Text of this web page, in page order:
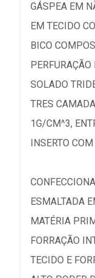
GÁSPEA EM
EM TECIDO
BICO
SOLADO
TRES
1G/CM^3,
INSERTO
ESMALTADA
MATÉRIA
FORRAÇÃO
TECIDO E